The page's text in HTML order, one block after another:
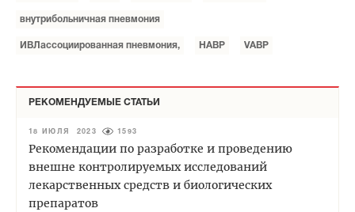
внутрибольничная пневмония
ИВЛассоциированная пневмония, HABP VABP
РЕКОМЕНДУЕМЫЕ СТАТЬИ
18 ИЮЛЯ 2023 1593
Рекомендации по разработке и проведению
внешне контролируемых исследований
лекарственных средств и биологических
препаратов